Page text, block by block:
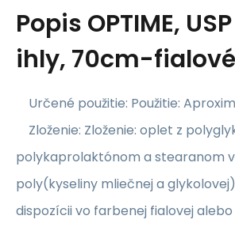
Popis OPTIME,
ihly, 70cm-
Určené použitie: Použitie:
Zloženie: Zloženie: oplet z
polykaprolaktónom a stearanom
poly(kyseliny mliečnej a
dispozícii vo farbenej fialovej